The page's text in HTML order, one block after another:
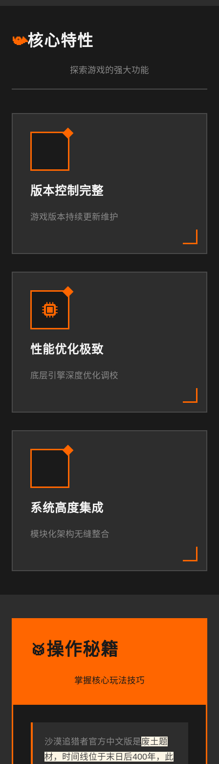
📯核心特性
探索游戏的强大功能
版本控制完整
游戏版本持续更新维护
性能优化极致
底层引擎深度优化调校
系统高度集成
模块化架构无缝整合
🥁操作秘籍
掌握核心玩法技巧
沙漠追猎者官方中文版是废土题
材，时间线位于末日后400年，此